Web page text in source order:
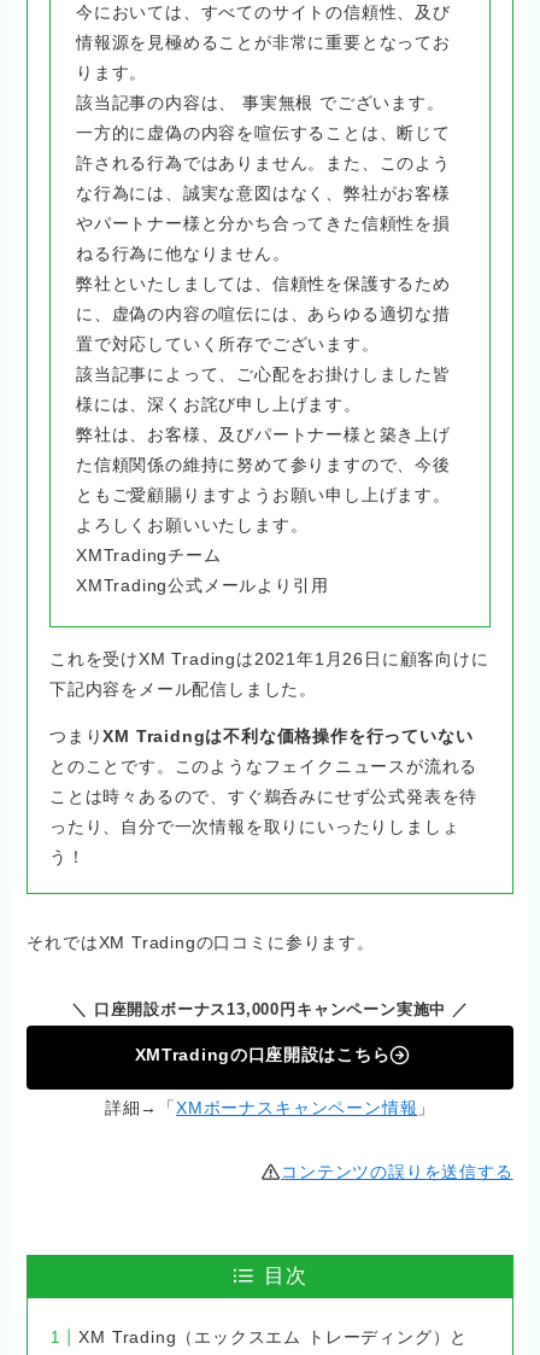
今においては、すべてのサイトの信頼性、及び
情報源を見極めることが非常に重要となってお
ります。
該当記事の内容は、 事実無根 でございます。
一方的に虚偽の内容を喧伝することは、断じて
許される行為ではありません。また、このよう
な行為には、誠実な意図はなく、弊社がお客様
やパートナー様と分かち合ってきた信頼性を損
ねる行為に他なりません。
弊社といたしましては、信頼性を保護するため
に、虚偽の内容の喧伝には、あらゆる適切な措
置で対応していく所存でございます。
該当記事によって、ご心配をお掛けしました皆
様には、深くお詫び申し上げます。
弊社は、お客様、及びパートナー様と築き上げ
た信頼関係の維持に努めて参りますので、今後
ともご愛顧賜りますようお願い申し上げます。
よろしくお願いいたします。
XMTradingチーム
XMTrading公式メールより引用
これを受けXM Tradingは2021年1月26日に顧客向けに
下記内容をメール配信しました。
つまりXM Traidngは不利な価格操作を行っていない
とのことです。このようなフェイクニュースが流れる
ことは時々あるので、すぐ鵜呑みにせず公式発表を待
ったり、自分で一次情報を取りにいったりしましょ
う！
それではXM Tradingの口コミに参ります。
＼ 口座開設ボーナス13,000円キャンペーン実施中 ／
XMTradingの口座開設はこちら
詳細→「XMボーナスキャンペーン情報 」
コンテンツの誤りを送信する
目次
XM Trading（エックスエム トレーディング）と